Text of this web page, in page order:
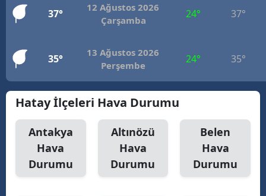
Kırşehir
Konya
Kütahya
Manisa
Kahramanmaraş
37°
12 Ağustos 2026
Çarşamba
24° 37°
35°
13 Ağustos 2026
Perşembe
24° 35°
Hatay İlçeleri Hava Durumu
Antakya
Hava
Durumu
Altınözü
Hava
Durumu
Belen
Hava
Durumu